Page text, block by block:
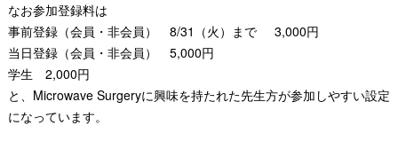
なお参加登録料は
事前登録（会員・非会員） 8/31（火）まで 3,000円
当日登録（会員・非会員） 5,000円
学生 2,000円
と、Microwave Surgeryに興味を持たれた先生方が参加しやすい設定
になっています。